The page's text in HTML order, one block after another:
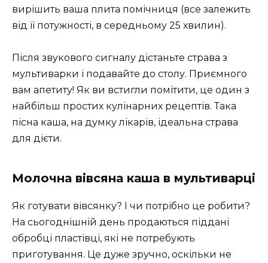
вирішить ваша плита помічниця (все залежить
від її потужності, в середньому 25 хвилин).
Після звукового сигналу дістаньте страва з
мультиварки і подавайте до столу. Приємного
вам апетиту! Як ви встигли помітити, це один з
найбільш простих кулінарних рецептів. Така
пісна каша, на думку лікарів, ідеальна страва
для дієти.
Молочна вівсяна каша в мультиварці
Як готувати вівсянку? І чи потрібно це робити?
На сьогоднішній день продаються піддані
обробці пластівці, які не потребують
приготування. Це дуже зручно, оскільки не